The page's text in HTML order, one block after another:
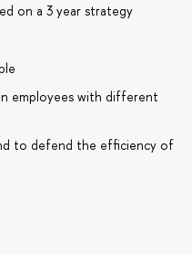
on a 3 year strategy
employees with different
to defend the efficiency of